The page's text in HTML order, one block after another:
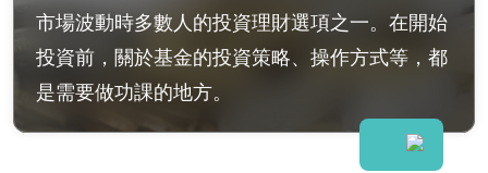
市場波動時多數人的投資理財選項之一。在開始
投資前，關於基金的投資策略、操作方式等，都
是需要做功課的地方。